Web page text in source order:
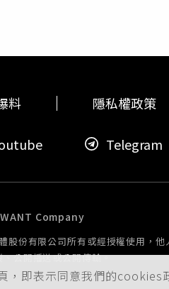
，即表示同意我們的cookies
料 隱私權政策
Telegram
Company
股份有限公司所有或經授權使用，他
公開播送或公開傳輸。